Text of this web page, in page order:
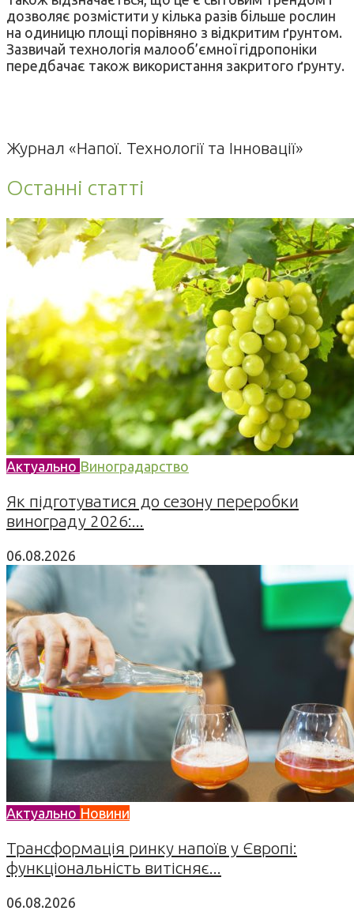
дозволяє розмістити у кілька разів більше рослин
на одиницю площі порівняно з відкритим ґрунтом.
Зазвичай технологія малооб’ємної гідропоніки
передбачає також використання закритого ґрунту.
Журнал «Напої. Технології та Інновації»
Останні статті
Актуально Виноградарство
Як підготуватися до сезону переробки
винограду 2026:...
06.08.2026
Актуально Новини
Трансформація ринку напоїв у Європі:
функціональність витісняє...
06.08.2026